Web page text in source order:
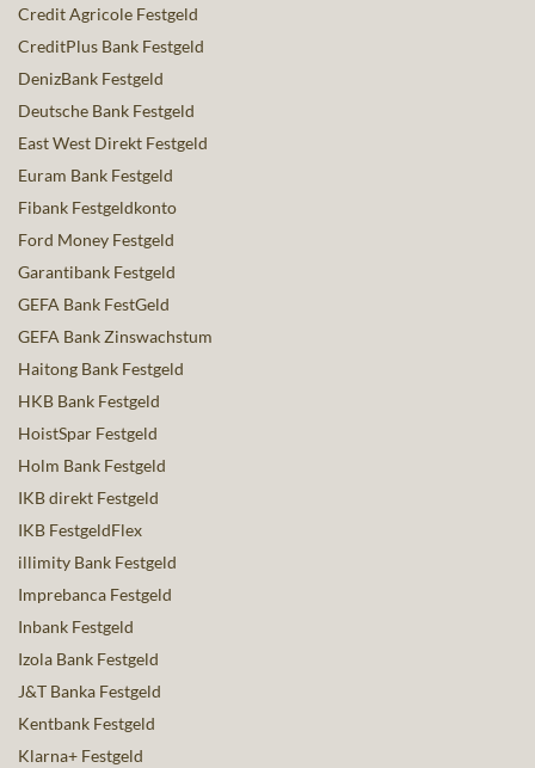
Credit Agricole Festgeld
CreditPlus Bank Festgeld
DenizBank Festgeld
Deutsche Bank Festgeld
East West Direkt Festgeld
Euram Bank Festgeld
Fibank Festgeldkonto
Ford Money Festgeld
Garantibank Festgeld
GEFA Bank FestGeld
GEFA Bank Zinswachstum
Haitong Bank Festgeld
HKB Bank Festgeld
HoistSpar Festgeld
Holm Bank Festgeld
IKB direkt Festgeld
IKB FestgeldFlex
illimity Bank Festgeld
Imprebanca Festgeld
Inbank Festgeld
Izola Bank Festgeld
J&T Banka Festgeld
Kentbank Festgeld
Klarna+ Festgeld